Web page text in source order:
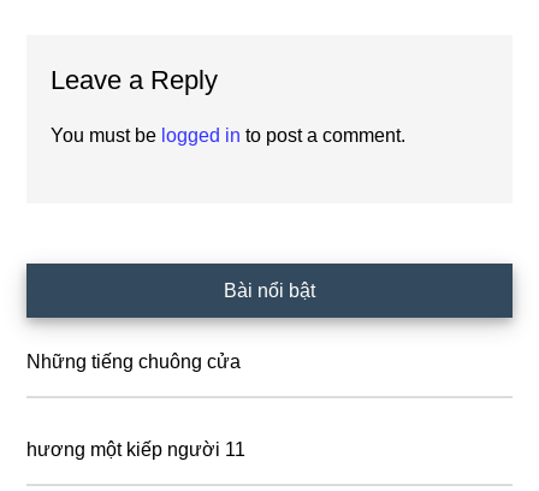
Interactions
Leave a Reply
You must be logged in to post a comment.
Sidebar
Bài nổi bật
Những tiếng chuông cửa
hương một kiếp người 11